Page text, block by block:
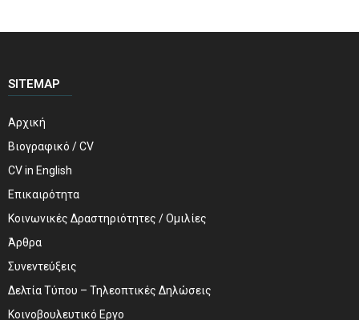
SITEMAP
Αρχική
Βιογραφικό / CV
CV in English
Επικαιρότητα
Κοινωνικές Δραστηριότητες / Ομιλίες
Άρθρα
Συνεντεύξεις
Δελτία Τύπου – Τηλεοπτικές Δηλώσεις
Κοινοβουλευτικό Εργο